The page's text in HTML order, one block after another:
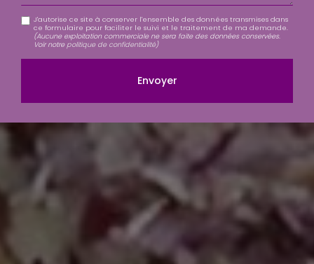
J'autorise ce site à conserver l'ensemble des données transmises dans
ce formulaire pour faciliter le suivi et le traitement de ma demande.
(Aucune exploitation commerciale ne sera faite des données conservées.
Voir notre politique de confidentialité)